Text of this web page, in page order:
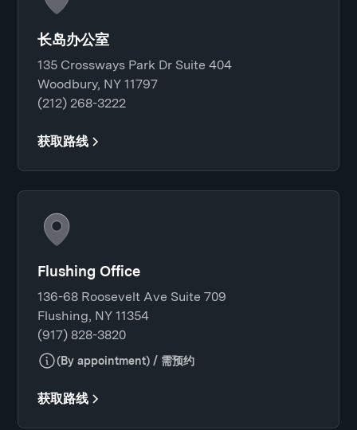
长岛办公室
135 Crossways Park Dr Suite 404
Woodbury, NY 11797
(212) 268-3222
获取路线
Flushing Office
136-68 Roosevelt Ave Suite 709
Flushing, NY 11354
(917) 828-3820
(By appointment) / 需预约
获取路线